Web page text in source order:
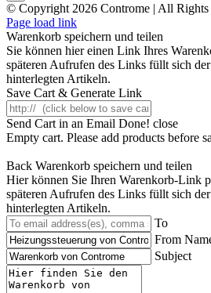
© Copyright 2026 Controme | All Rights
Facebook
Instagram
YouTube
Xing
Page load link
Warenkorb speichern und teilen
Sie können hier einen Link Ihres
späteren Aufrufen des Links füllt sich
hinterlegten Artikeln.
Save Cart & Generate Link
Send Cart in an Email Done! close
Empty cart. Please add products before
Back Warenkorb speichern und teilen
Hier können Sie Ihren Warenkorb-Link
späteren Aufrufen des Links füllt sich
hinterlegten Artikeln.
To
From
Subject